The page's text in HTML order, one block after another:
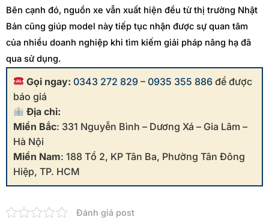
Bên cạnh đó, nguồn xe vẫn xuất hiện đều từ thị trường Nhật
Bản cũng giúp model này tiếp tục nhận được sự quan tâm
của nhiều doanh nghiệp khi tìm kiếm giải pháp nâng hạ đã
qua sử dụng.
Gọi ngay: 0343 272 829 –0935 355 886 để được
báo giá
Địa chỉ:
Miền Bắc: 331 Nguyễn Bình – Dương Xá – Gia Lâm –
Hà Nội
Miền Nam: 188 Tổ 2, KP Tân Ba, Phường Tân Đông
Hiệp, TP. HCM
Đánh giá post